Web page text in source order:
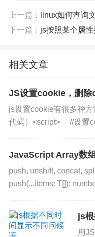
上一篇：
linux如何查询
下一篇： js按照某个属
相关文章
JS设置cookie，删
js设置cookie有很多种
代码）<script> //设置
JavaScript Array数
push, unshift, concat,
push(...items: T[]):
js
用